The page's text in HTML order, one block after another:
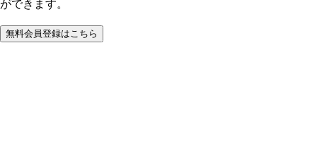
ができます。
無料会員登録はこちら